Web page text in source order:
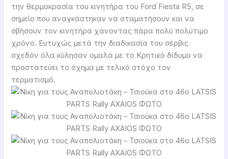
την θερμοκρασία του κινητήρα του Ford Fiesta R5, σε
σημείο που αναγκάστηκαν να σταματήσουν και να
σβήσουν τον κινητήρα χάνοντας πάρα πολύ πολύτιμο
χρόνο. Ευτυχώς μετά την διαδικασία του σέρβις
σχεδόν όλα κύλησαν ομαλά με το Κρητικό δίδυμο να
προστατεύει το όχημα με τελικό στόχο τον
τερματισμό.